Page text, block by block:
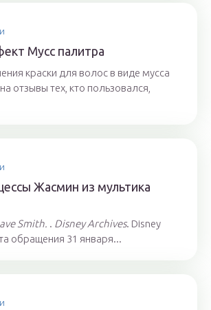
Мусс палитра
краски для волос в виде мусса
отзывы тех, кто пользовался,
Жасмин из мультика
Smith. . Disney Archives. Disney
обращения 31 января...